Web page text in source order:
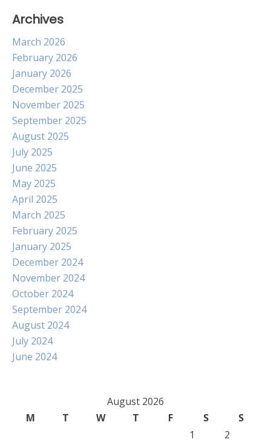
Archives
March 2026
February 2026
January 2026
December 2025
November 2025
September 2025
August 2025
July 2025
June 2025
May 2025
April 2025
March 2025
February 2025
January 2025
December 2024
November 2024
October 2024
September 2024
August 2024
July 2024
June 2024
August 2026
M
T W T F S
S
1
2